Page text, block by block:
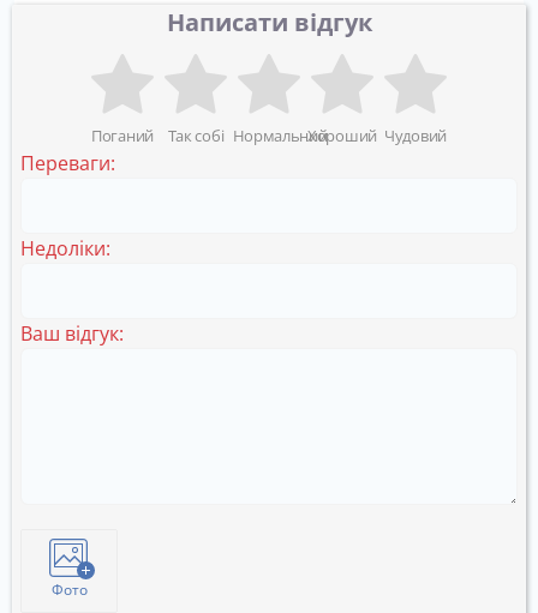
Написати відгук
Поганий Так собі НормальнийХороший Чудовий
Переваги:
Недоліки:
Ваш відгук:
Фото